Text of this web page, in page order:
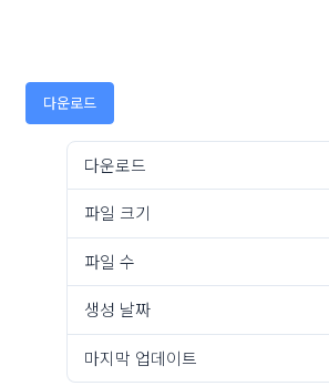
다운로드
다운로드
파일 크기
파일 수
생성 날짜
마지막 업데이트